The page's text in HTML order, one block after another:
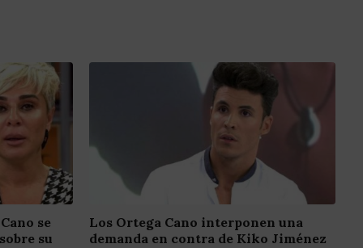
se
su
Los Ortega Cano interponen una
demanda en contra de Kiko Jiménez